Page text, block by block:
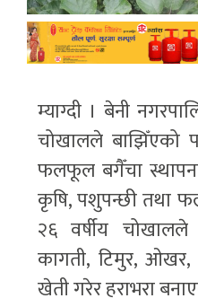
म्याग्दी । बेनी
चोखालले बाझिँएको
फलफूल बगैँचा
कृषि, पशुपन्छी तथा
२६ वर्षीय चोखालले
कागती, टिमुर, ओखर,
खेती गरेर हराभरा